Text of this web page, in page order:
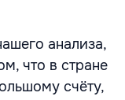
анализа,
что в стране
счёту,